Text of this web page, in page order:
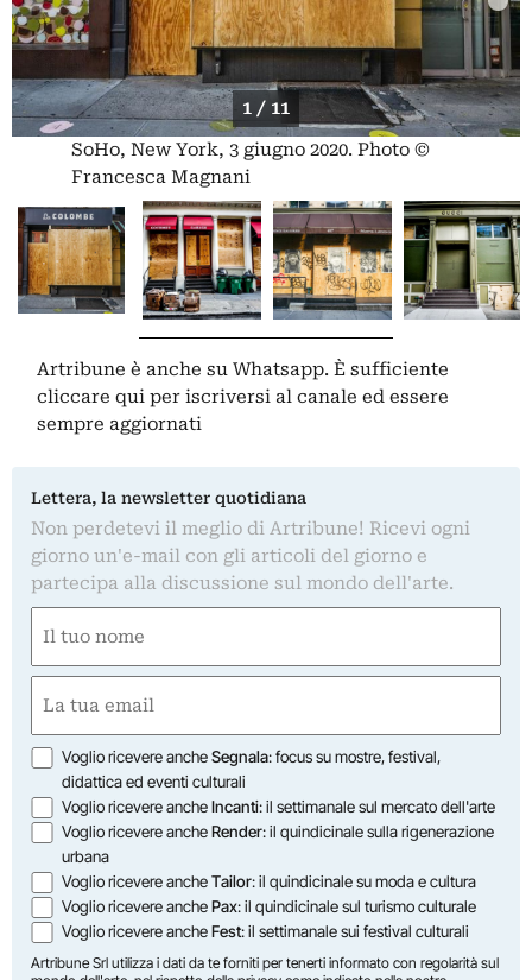
1 / 11
SoHo, New York, 3 giugno 2020. Photo ©
Francesca Magnani
Artribune è anche su Whatsapp. È sufficiente
cliccare qui per iscriversi al canale ed essere
sempre aggiornati
Lettera, la newsletter quotidiana
Non perdetevi il meglio di Artribune! Ricevi ogni
giorno un'e-mail con gli articoli del giorno e
partecipa alla discussione sul mondo dell'arte.
(Obbligatorio)
Nome
(Obbligatorio)
Opzioni
Voglio ricevere ancheSegnala: focus su mostre, festival,
didattica ed eventi culturali
Voglio ricevere ancheIncanti: il settimanale sul mercato dell'arte
Voglio ricevere ancheRender: il quindicinale sulla rigenerazione
urbana
Voglio ricevere ancheTailor: il quindicinale su moda e cultura
Voglio ricevere anchePax: il quindicinale sul turismo culturale
Voglio ricevere ancheFest: il settimanale sui festival culturali
Artribune Srl utilizza i dati da te forniti per tenerti informato con regolarità sul